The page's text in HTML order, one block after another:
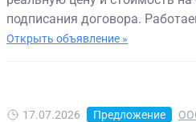
подписания договора.
Открыть объявление »
17.07.2026 Предложение